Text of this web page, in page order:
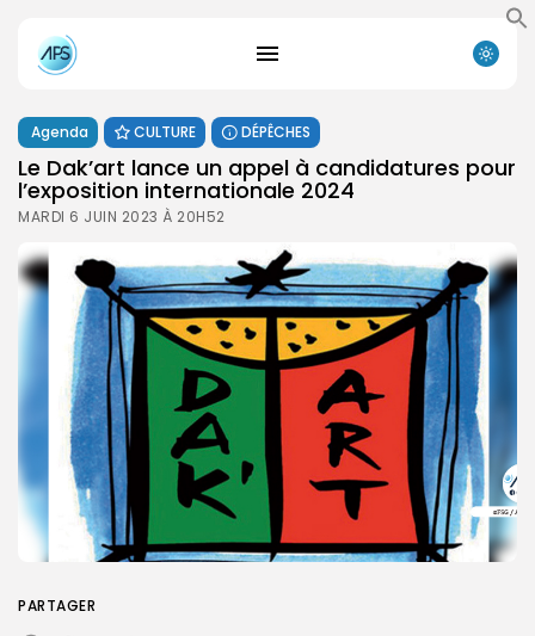
for:
Agenda CULTURE DÉPÊCHES
Le Dak’art lance un appel à candidatures pour
l’exposition internationale 2024
MARDI 6 JUIN 2023 À 20H52
PARTAGER